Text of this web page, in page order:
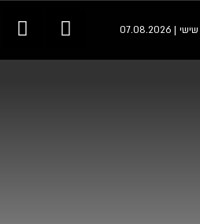
| 07.08.2026